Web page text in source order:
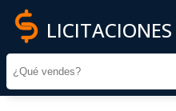
LICITACIONES